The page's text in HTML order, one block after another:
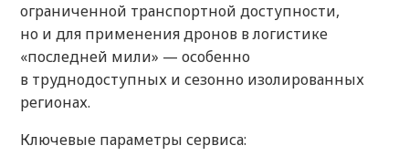
ограниченной транспортной доступности,
но и для применения дронов в логистике
«последней мили» — особенно
в труднодоступных и сезонно изолированных
регионах.
Ключевые параметры сервиса: